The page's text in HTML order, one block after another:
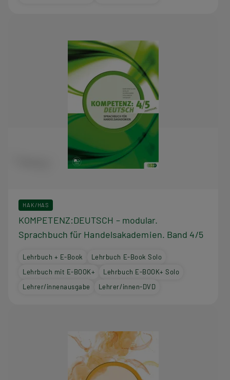
HAK/HAS
KOMPETENZ:DEUTSCH – modular.
Sprachbuch für Handelsakademien. Band 4/5
Lehrbuch + E-Book
Lehrbuch E-Book Solo
Lehrbuch mit E-BOOK+
Lehrbuch E-BOOK+ Solo
Lehrer/innenausgabe
Lehrer/innen-DVD